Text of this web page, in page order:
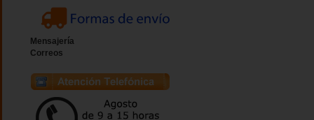
Mensajería
Correos